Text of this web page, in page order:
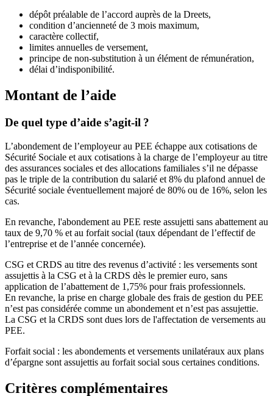
dépôt préalable de l’accord auprès de la Dreets,
condition d’ancienneté de 3 mois maximum,
caractère collectif,
limites annuelles de versement,
principe de non-substitution à un élément de rémunération,
délai d’indisponibilité.
Montant de l’aide
De quel type d’aide s’agit-il ?
L’abondement de l’employeur au PEE échappe aux cotisations de
Sécurité Sociale et aux cotisations à la charge de l’employeur au titre
des assurances sociales et des allocations familiales s’il ne dépasse
pas le triple de la contribution du salarié et 8% du plafond annuel de
Sécurité sociale éventuellement majoré de 80% ou de 16%, selon les
cas.
En revanche, l'abondement au PEE reste assujetti sans abattement au
taux de 9,70 % et au forfait social (taux dépendant de l’effectif de
l’entreprise et de l’année concernée).
CSG et CRDS au titre des revenus d’activité : les versements sont
assujettis à la CSG et à la CRDS dès le premier euro, sans
application de l’abattement de 1,75% pour frais professionnels.
En revanche, la prise en charge globale des frais de gestion du PEE
n’est pas considérée comme un abondement et n’est pas assujettie.
La CSG et la CRDS sont dues lors de l'affectation de versements au
PEE.
Forfait social : les abondements et versements unilatéraux aux plans
d’épargne sont assujettis au forfait social sous certaines conditions.
Critères complémentaires